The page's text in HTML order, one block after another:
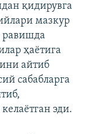
қидирувга
мазкур
равишда
ҳаётига
айтиб
сабабларга
эди.